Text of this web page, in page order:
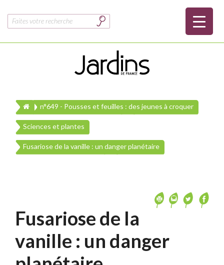
Rechercher :
n°649 - Pousses et feuilles : des jeunes à croquer
Sciences et plantes
Fusariose de la vanille : un danger planétaire
Fusariose de la
vanille : un danger